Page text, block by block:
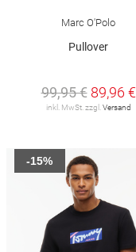
Marc O'Polo
Pullover
99,95 € 89,96 €
inkl. MwSt. zzgl. Versand
-15%